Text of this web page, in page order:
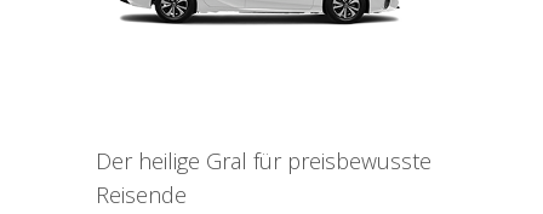
Der heilige Gral für preisbewusste
Reisende